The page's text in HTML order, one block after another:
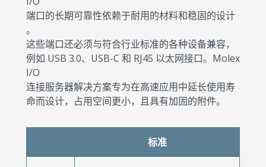
端口的长期可靠性依赖于耐用的材料和稳固的设计
。
这些端口还必须与符合行业标准的各种设备兼容，
例如 USB 3.0、USB-C 和 RJ45 以太网接口。Molex
I/O
连接服务器解决方案专为在高速应用中延长使用寿
命而设计，占用空间更小，且具有加固的附件。
标准